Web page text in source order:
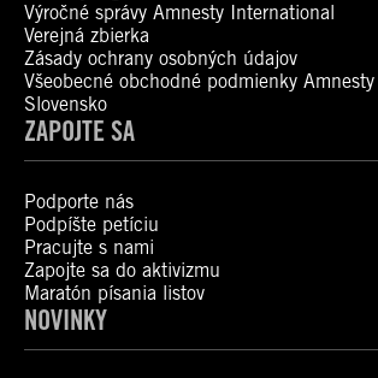
Výročné správy Amnesty International
Verejná zbierka
Zásady ochrany osobných údajov
Všeobecné obchodné podmienky
Slovensko
ZAPOJTE SA
Podporte nás
Podpíšte petíciu
Pracujte s nami
Zapojte sa do aktivizmu
Maratón písania listov
NOVINKY